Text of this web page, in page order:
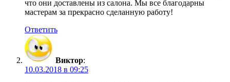
что они доставлены из салона. Мы все благодарны
мастерам за прекрасно сделанную работу!
Ответить
Виктор:
10.03.2018 в 09:25